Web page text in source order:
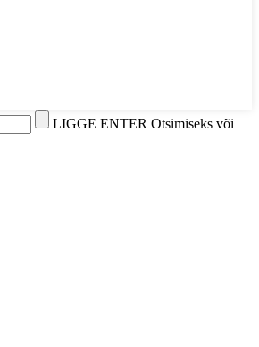
LIGGE ENTER Otsimiseks või